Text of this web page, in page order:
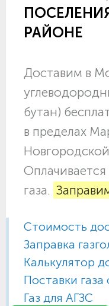
РАЙОНЕ
Доставим в
бутан)
в пределах
газа.
Стоимость
Заправка
Калькулятор
Поставки
Газ для АГЗС